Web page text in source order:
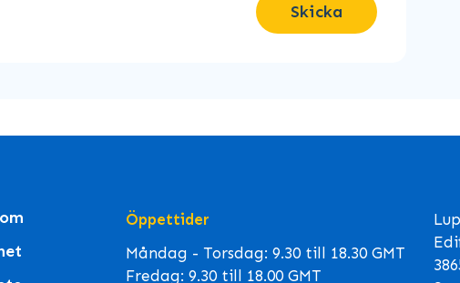
Skicka
Öppettider
Måndag - Torsdag: 9.30 till 18.30 GMT
Fredag: 9.30 till 18.00 GMT